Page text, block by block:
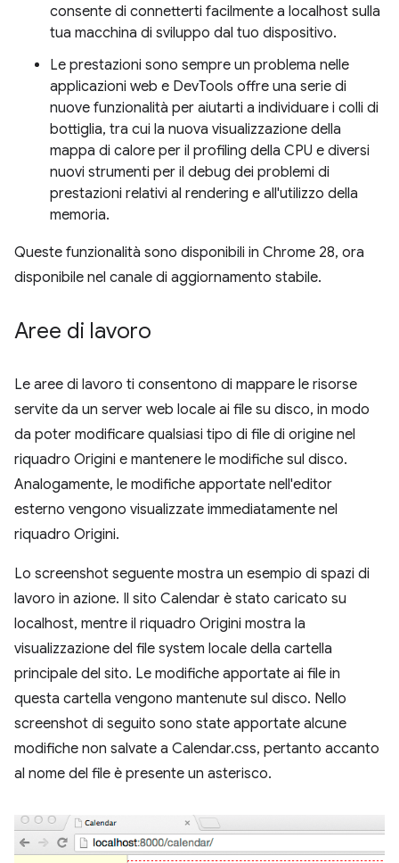
consente di connetterti facilmente a localhost sulla
tua macchina di sviluppo dal tuo dispositivo.
Le prestazioni sono sempre un problema nelle
applicazioni web e DevTools offre una serie di
nuove funzionalità per aiutarti a individuare i colli di
bottiglia, tra cui la nuova visualizzazione della
mappa di calore per il profiling della CPU e diversi
nuovi strumenti per il debug dei problemi di
prestazioni relativi al rendering e all'utilizzo della
memoria.
Queste funzionalità sono disponibili in Chrome 28, ora
disponibile nel canale di aggiornamento stabile.
Aree di lavoro
Le aree di lavoro ti consentono di mappare le risorse
servite da un server web locale ai file su disco, in modo
da poter modificare qualsiasi tipo di file di origine nel
riquadro Origini e mantenere le modifiche sul disco.
Analogamente, le modifiche apportate nell'editor
esterno vengono visualizzate immediatamente nel
riquadro Origini.
Lo screenshot seguente mostra un esempio di spazi di
lavoro in azione. Il sito Calendar è stato caricato su
localhost, mentre il riquadro Origini mostra la
visualizzazione del file system locale della cartella
principale del sito. Le modifiche apportate ai file in
questa cartella vengono mantenute sul disco. Nello
screenshot di seguito sono state apportate alcune
modifiche non salvate a Calendar.css, pertanto accanto
al nome del file è presente un asterisco.